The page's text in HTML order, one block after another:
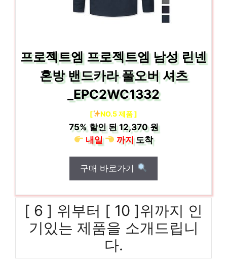
프로젝트엠 프로젝트엠 남성 린넨
혼방 밴드카라 풀오버 셔츠
_EPC2WC1332
[ NO.5 제품 ]
75%할인 된12,370 원
내일
까지도착
구매 바로가기
[ 6 ] 위부터 [ 10 ]위까지 인
기있는 제품을 소개드립니
다.